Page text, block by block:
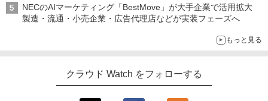
NECのAIマーケティング「BestMove」が大手企業で活用拡大
製造・流通・小売企業・広告代理店などが実装フェーズへ
もっと見る
クラウド Watch をフォローする